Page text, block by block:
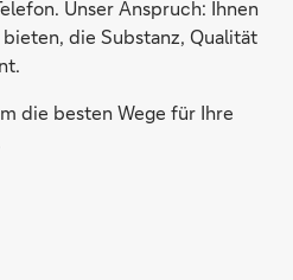
Unser Anspruch: Ihnen
die Substanz, Qualität
die besten Wege für Ihre